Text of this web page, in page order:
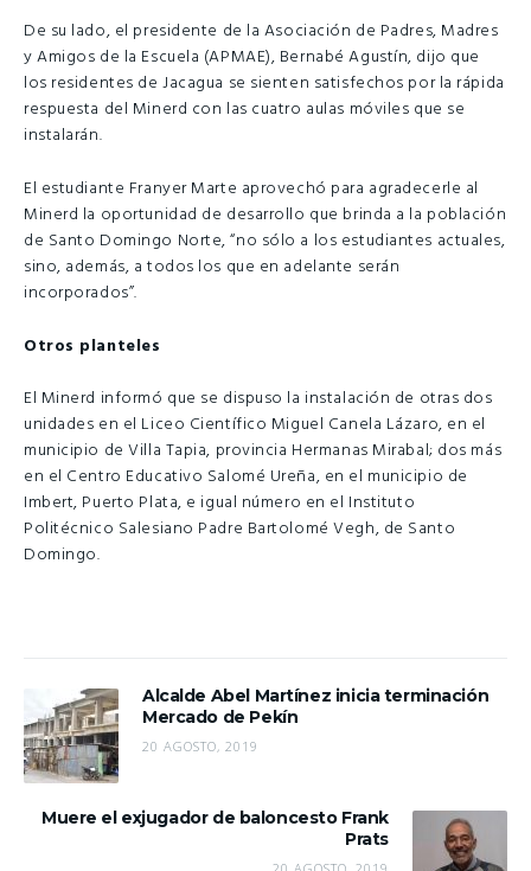
De su lado, el presidente de la Asociación de Padres, Madres
y Amigos de la Escuela (APMAE), Bernabé Agustín, dijo que
los residentes de Jacagua se sienten satisfechos por la rápida
respuesta del Minerd con las cuatro aulas móviles que se
instalarán.
El estudiante Franyer Marte aprovechó para agradecerle al
Minerd la oportunidad de desarrollo que brinda a la población
de Santo Domingo Norte, “no sólo a los estudiantes actuales,
sino, además, a todos los que en adelante serán
incorporados”.
Otros planteles
El Minerd informó que se dispuso la instalación de otras dos
unidades en el Liceo Científico Miguel Canela Lázaro, en el
municipio de Villa Tapia, provincia Hermanas Mirabal; dos más
en el Centro Educativo Salomé Ureña, en el municipio de
Imbert, Puerto Plata, e igual número en el Instituto
Politécnico Salesiano Padre Bartolomé Vegh, de Santo
Domingo.
Alcalde Abel Martínez inicia terminación
Mercado de Pekín
20 AGOSTO, 2019
Muere el exjugador de baloncesto Frank
Prats